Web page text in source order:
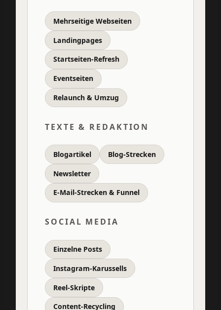
Mehrseitige Webseiten
Landingpages
Startseiten-Refresh
Eventseiten
Relaunch & Umzug
TEXTE & REDAKTION
Blogartikel Blog-Strecken
Newsletter
E-Mail-Strecken & Funnel
SOCIAL MEDIA
Einzelne Posts
Instagram-Karussells
Reel-Skripte
Content-Recycling